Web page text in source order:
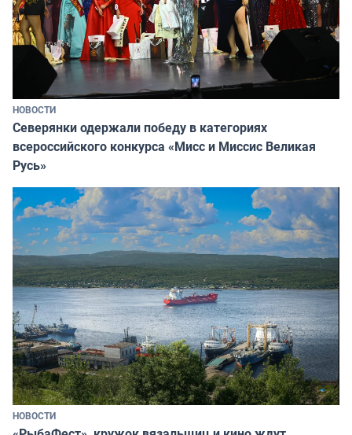
НОВОСТИ
Северянки одержали победу в категориях
всероссийского конкурса «Мисс и Миссис Великая
Русь»
НОВОСТИ